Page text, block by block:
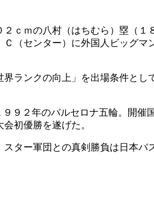
ｃｍの八村（はちむら）塁（
（センター）に外国人ビッグ
ランクの向上」を出場条件と
９２年のバルセロナ五輪。開
初優勝を遂げた。
ター軍団との真剣勝負は日本